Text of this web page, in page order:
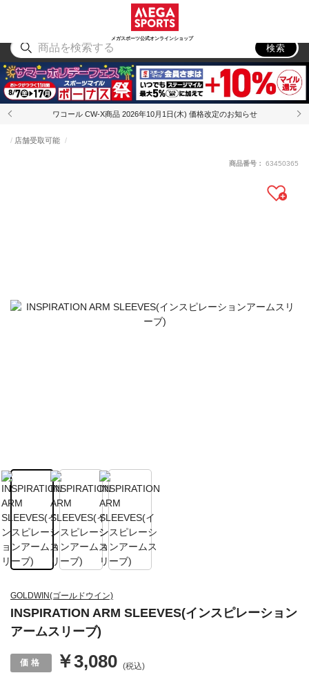
メガスポーツ公式オンラインショップ
アウトドア
検索
ワコール CW-X商品 2026年10月1日(木) 価格改定のお知らせ
GOLDWIN(ゴールドウイン)
INSPIRATION ARM SLEEVES(インスピレーション
アームスリーブ)
店舗受取可能
￥3,080 (税込)
商品番号： 63450365